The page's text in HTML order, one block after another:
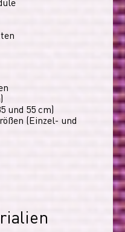
und 55 cm)
(Einzel- und